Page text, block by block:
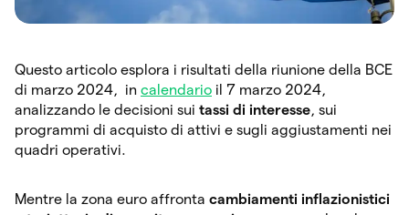
Questo articolo esplora i risultati della riunione della BCE
di marzo 2024, in calendario il 7 marzo 2024,
analizzando le decisioni sui tassi di interesse, sui
programmi di acquisto di attivi e sugli aggiustamenti nei
quadri operativi.
Mentre la zona euro affronta cambiamenti inflazionistici